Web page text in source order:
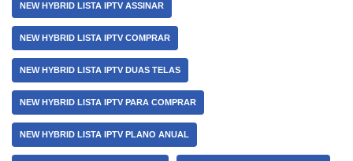
NEW HYBRID LISTA IPTV ASSINAR
NEW HYBRID LISTA IPTV COMPRAR
NEW HYBRID LISTA IPTV DUAS TELAS
NEW HYBRID LISTA IPTV PARA COMPRAR
NEW HYBRID LISTA IPTV PLANO ANUAL